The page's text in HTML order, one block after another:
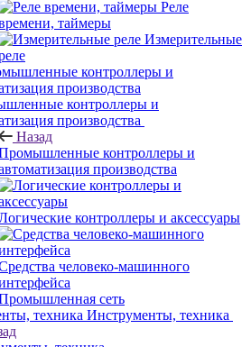
Реле
таймеры
Измерительные
контроллеры и
производства
Назад
контроллеры и
производства
контроллеры и аксессуары
человеко-машинного
сеть
Инструменты, техника